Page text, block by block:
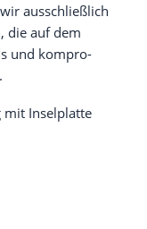
aus­schließ­lich
die auf dem
und kom­pro­